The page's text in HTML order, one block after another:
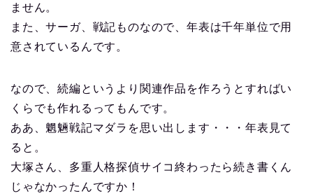
ません。
また、サーガ、戦記ものなので、年表は千年単位で用
意されているんです。
なので、続編というより関連作品を作ろうとすればい
くらでも作れるってもんです。
ああ、魍魎戦記マダラを思い出します・・・年表見て
ると。
大塚さん、多重人格探偵サイコ終わったら続き書くん
じゃなかったんですか！